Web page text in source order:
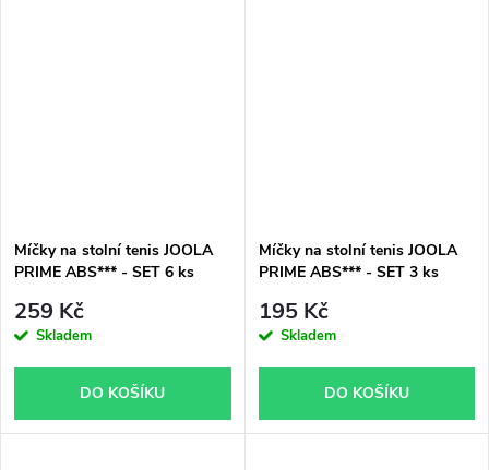
Míčky na stolní tenis JOOLA
PRIME ABS*** - SET 6 ks
259 Kč
Skladem
DO KOŠÍKU
Míčky na stolní tenis JOOLA
PRIME ABS*** - SET 3 ks
195 Kč
Skladem
DO KOŠÍKU